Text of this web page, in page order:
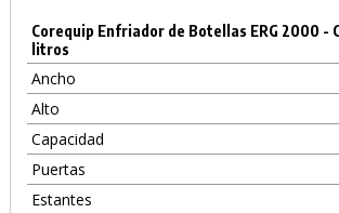
Corequip Enfriador de Botellas ERG 2000 -
litros
Ancho
Alto
Capacidad
Puertas
Estantes